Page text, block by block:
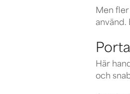
Men
använd.
Här
och